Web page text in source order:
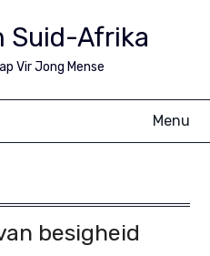
Suid-Afrika
Vir Jong Mense
Menu
besigheid